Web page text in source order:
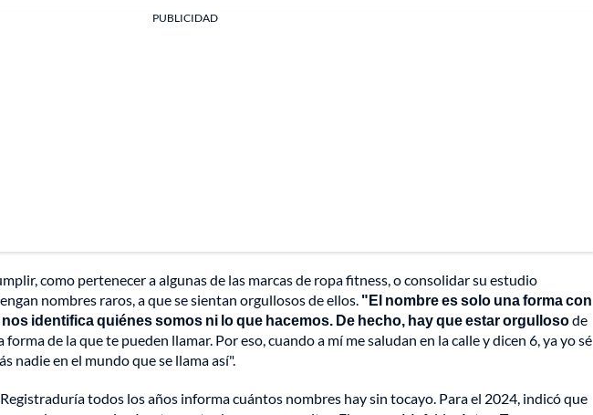
PUBLICIDAD
como pertenecer a algunas de las marcas de ropa fitness, o consolidar su estudio
nombres raros, a que se sientan orgullosos de ellos. "El nombre es solo una forma con
identifica quiénes somos ni lo que hacemos. De hecho, hay que estar orgullosode
de la que te pueden llamar. Por eso, cuando a mí me saludan en la calle y dicen 6, ya yo sé
nadie en el mundo que se llama así".
todos los años informa cuántos nombres hay sin tocayo. Para el 2024, indicó que